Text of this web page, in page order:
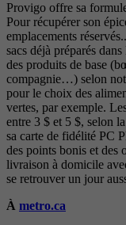
Provigo offre sa
Pour récupérer son
emplacements
sacs déjà préparés
des produits de base
compagnie…) selon
pour le choix des
vertes, par exemple.
entre 3 $ et 5 $, selon
sa carte de fidélité PC
des points bonis et des
livraison à domicile
se retrouver un jour
À metro.ca